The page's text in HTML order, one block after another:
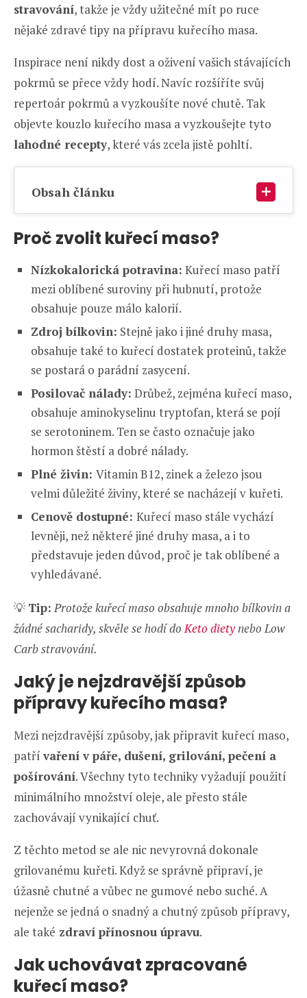
stravování, takže je vždy užitečné mít po ruce
nějaké zdravé tipy na přípravu kuřecího masa.
Inspirace není nikdy dost a oživení vašich stávajících
pokrmů se přece vždy hodí. Navíc rozšíříte svůj
repertoár pokrmů a vyzkoušíte nové chutě. Tak
objevte kouzlo kuřecího masa a vyzkoušejte tyto
lahodné recepty, které vás zcela jistě pohltí.
Obsah článku
Proč zvolit kuřecí maso?
Nízkokalorická potravina: Kuřecí maso patří
mezi oblíbené suroviny při hubnutí, protože
obsahuje pouze málo kalorií.
Zdroj bílkovin: Stejně jako i jiné druhy masa,
obsahuje také to kuřecí dostatek proteinů, takže
se postará o parádní zasycení.
Posilovač nálady: Drůbež, zejména kuřecí maso,
obsahuje aminokyselinu tryptofan, která se pojí
se serotoninem. Ten se často označuje jako
hormon štěstí a dobré nálady.
Plné živin: Vitamin B12, zinek a železo jsou
velmi důležité živiny, které se nacházejí v kuřeti.
Cenově dostupné: Kuřecí maso stále vychází
levněji, než některé jiné druhy masa, a i to
představuje jeden důvod, proč je tak oblíbené a
vyhledávané.
💡 Tip: Protože kuřecí maso obsahuje mnoho bílkovin a
žádné sacharidy, skvěle se hodí doKeto dietynebo Low
Carb stravování.
Jaký je nejzdravější způsob
přípravy kuřecího masa?
Mezi nejzdravější způsoby, jak připravit kuřecí maso,
patří vaření v páře, dušení, grilování, pečení a
pošírování. Všechny tyto techniky vyžadují použití
minimálního množství oleje, ale přesto stále
zachovávají vynikající chuť.
Z těchto metod se ale nic nevyrovná dokonale
grilovanému kuřeti. Když se správně připraví, je
úžasně chutné a vůbec ne gumové nebo suché. A
nejenže se jedná o snadný a chutný způsob přípravy,
ale také zdraví přínosnou úpravu.
Jak uchovávat zpracované
kuřecí maso?